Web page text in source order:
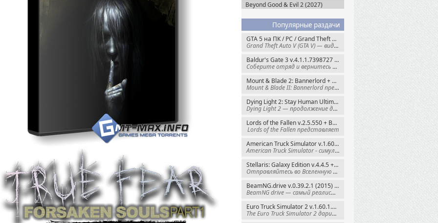
Beyond Good & Evil 2 (2027)
Популярные раздачи
GTA 5 на ПК / PC / Grand Theft Auto V: Premium Edition (2015) Steam-Rip
Grand Theft Auto V (GTA V) — видеоигра из
Baldur's Gate 3 v.4.1.1.7398727 + Все DLC (2023) GOG-Rip
Соберите отряд и вернитесь в Забытые
Mount & Blade 2: Bannerlord + War Sails v.1.4.7.117484 (2025) GOG
Mount & Blade II: Bannerlord представляет
Dying Light 2: Stay Human Ultimate Edition v.1.29.0 + Все DLC (2022) Пиратка
Dying Light 2 — продолжение динамичного
Lords of the Fallen v.2.5.550 + Все DLC (2023) Пиратка
Lords of the Fallen представляет
American Truck Simulator v.1.60.1.8s + Все DLC (2016) Пиратка
American Truck Simulator - симулятор
Stellaris: Galaxy Edition v.4.4.5 + Все DLC (2016) Пиратка
Отправляйтесь во Вселенную полную чудес и
BeamNG.drive v.0.39.2.1 (2015) RePack
BeamNG drive — самый реалистичный
Euro Truck Simulator 2 v.1.60.1.7s + Все DLC (2012) Пиратка
The Euro Truck Simulator 2 дарит вам опыт